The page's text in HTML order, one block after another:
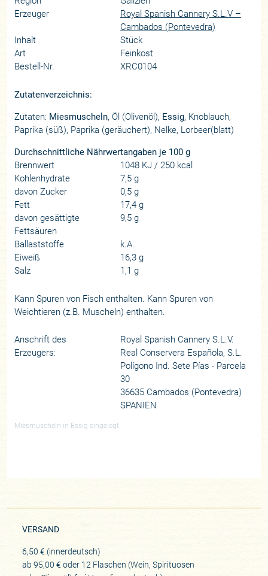
Erzeuger
Royal Spanish Cannery S.L.V –
Cambados (Pontevedra)
Inhalt
Stück
Art
Feinkost
Bestell-Nr.
XRC0104
Zutatenverzeichnis:
Zutaten: Miesmuscheln, Öl (Olivenöl), Essig, Knoblauch,
Paprika (süß), Paprika (geräuchert), Nelke, Lorbeer(blatt)
Durchschnittliche Nährwertangaben je 100 g
Brennwert
1048 KJ / 250 kcal
Kohlenhydrate
7,5 g
davon Zucker
0,5 g
Fett
17,4 g
davon gesättigte
Fettsäuren
9,5 g
Ballaststoffe
k.A.
Eiweiß
16,3 g
Salz
1,1 g
Kann Spuren von Fisch enthalten. Kann Spuren von
Weichtieren (z.B. Muscheln) enthalten.
Anschrift des
Erzeugers:
Royal Spanish Cannery S.L.V.
Real Conservera Española, S.L.
Polígono Ind. Sete Pías - Parcela
30
36635 Cambados (Pontevedra)
SPANIEN
Miesmuscheln in Essig eingelegt.
VERSAND
6,50 € (innerdeutsch)
ab 95,00 € oder 12 Flaschen (Wein, Spirituosen